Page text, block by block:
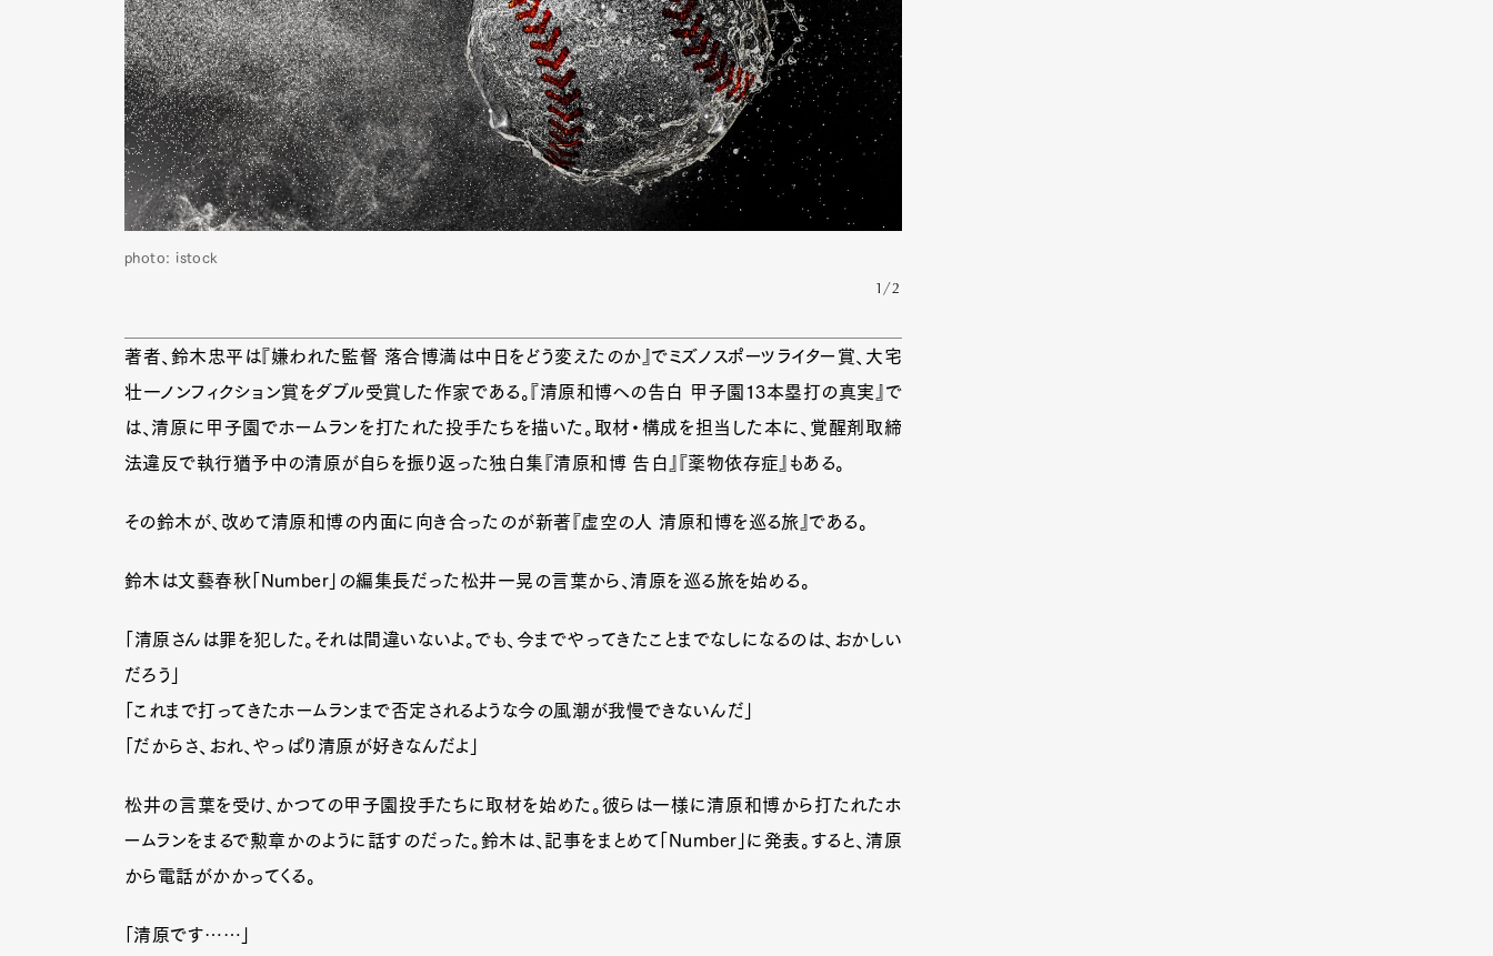
photo: istock
1/2
著者、鈴木忠平は『嫌われた監督 落合博満は中日をどう変えたのか』でミズノスポーツライター賞、大宅
壮一ノンフィクション賞をダブル受賞した作家である。『清原和博への告白 甲子園13本塁打の真実』で
は、清原に甲子園でホームランを打たれた投手たちを描いた。取材・構成を担当した本に、覚醒剤取締
法違反で執行猶予中の清原が自らを振り返った独白集『清原和博 告白』『薬物依存症』もある。
その鈴木が、改めて清原和博の内面に向き合ったのが新著『虚空の人 清原和博を巡る旅』である。
鈴木は文藝春秋「Number」の編集長だった松井一晃の言葉から、清原を巡る旅を始める。
「清原さんは罪を犯した。それは間違いないよ。でも、今までやってきたことまでなしになるのは、おかしい
だろう」
「これまで打ってきたホームランまで否定されるような今の風潮が我慢できないんだ」
「だからさ、おれ、やっぱり清原が好きなんだよ」
松井の言葉を受け、かつての甲子園投手たちに取材を始めた。彼らは一様に清原和博から打たれたホ
ームランをまるで勲章かのように話すのだった。鈴木は、記事をまとめて「Number」に発表。すると、清原
から電話がかかってくる。
「清原です……」